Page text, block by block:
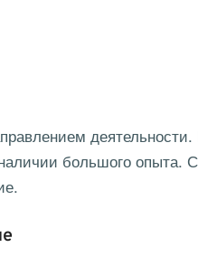
большого опыта.